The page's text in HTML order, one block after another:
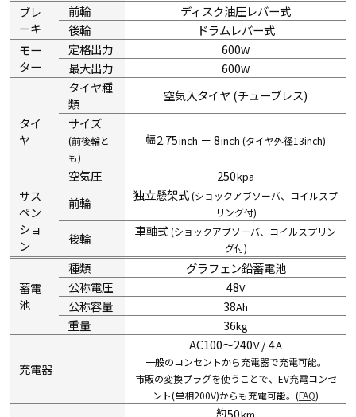
ブレ
ーキ
前輪
ディスク油圧レバー式
後輪
ドラムレバー式
モー
ター
定格出力 600W
最大出力 600W
タイ
ヤ
タイヤ種
類
空気入タイヤ (チューブレス)
サイズ
(前後輪と
も)
幅2.75inch － 8inch (タイヤ外径13inch)
空気圧 250kpa
サス
ペン
ショ
ン
前輪 独立懸架式(ショックアブソーバ、コイルスプ
リング付)
後輪 車軸式(ショックアブソーバ、コイルスプリン
グ付)
蓄電
池
種類
グラフェン鉛蓄電池
公称電圧
48V
公称容量 38Ah
重量 36kg
充電器
AC100〜240V/ 4A
一般のコンセントから充電器で充電可能。
市販の変換プラグを使うことで、EV充電コンセ
ント(単相200V)からも充電可能。(FAQ)
約50